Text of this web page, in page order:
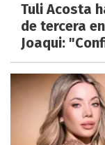
Tuli Acosta
de tercera
Joaqui: